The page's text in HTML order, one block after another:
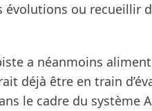
évolutions ou recueillir
a néanmoins
déjà être en train
le cadre du système